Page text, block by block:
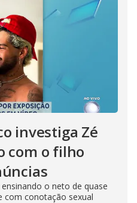
investiga Zé
com o filho
o neto de quase
com conotação sexual